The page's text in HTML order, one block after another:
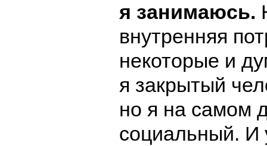
я занимаюсь.
внутренняя
некоторые и
я закрытый
но я на самом
социальный. И